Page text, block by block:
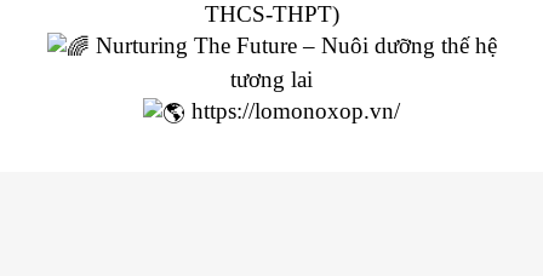
THCS-THPT)
Nurturing The Future – Nuôi dưỡng thế hệ
tương lai
https://lomonoxop.vn/